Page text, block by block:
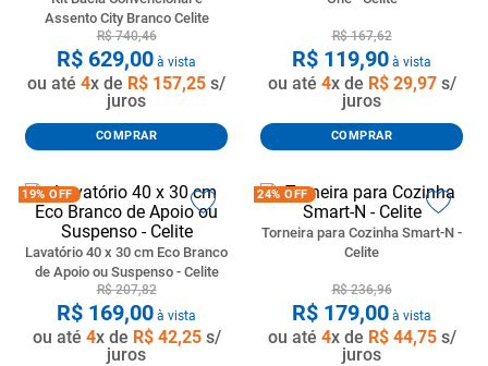
Assento City Branco Celite
R$ 740,46
R$ 629,00 à vista
ou até 4x de R$ 157,25 s/
juros
COMPRAR
R$ 167,62
R$ 119,90 à vista
ou até 4x de R$ 29,97s/
juros
COMPRAR
19% OFF
Lavatório 40 x 30 cm Eco Branco
de Apoio ou Suspenso - Celite
R$ 207,82
R$ 169,00 à vista
ou até 4x de R$ 42,25s/
juros
24% OFF
Torneira para Cozinha Smart-N -
Celite
R$ 236,96
R$ 179,00 à vista
ou até 4x de R$ 44,75s/
juros